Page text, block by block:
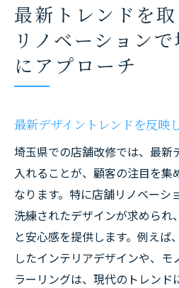
最新トレンドを
リノベーション
にアプローチ
最新デザイントレンドを反映
埼玉県での店舗改修では、最新
入れることが、顧客の注目を集
なります。特に店舗リノベーシ
洗練されたデザインが求められ
と安心感を提供します。例えば
したインテリアデザインや、モ
ラーリングは、現代のトレンド